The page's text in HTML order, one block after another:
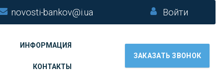
novosti-bankov@i.ua Войти
ИНФОРМАЦИЯ
КОНТАКТЫ
ЗАКАЗАТЬ ЗВОНОК